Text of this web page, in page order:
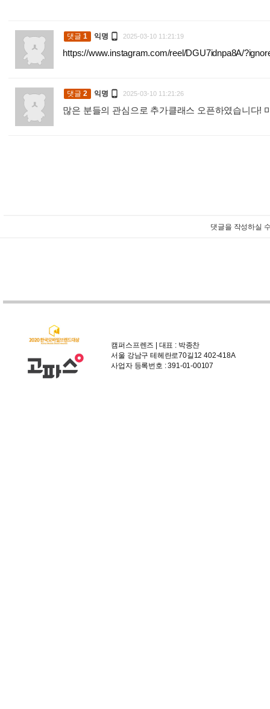
댓글 1 익명  2025-03-10 11:21:19
https://www.instagram.com/reel/DGU7idnpa8A/
댓글 2 익명  2025-03-10 11:21:26
많은 분들의 관심으로 추가클래스 오픈하였습니다!
댓글을 작성하실
캠퍼스프렌즈 | 대표 : 박종찬
서울 강남구 테헤란로70길12 402-418A
사업자 등록번호 : 391-01-00107